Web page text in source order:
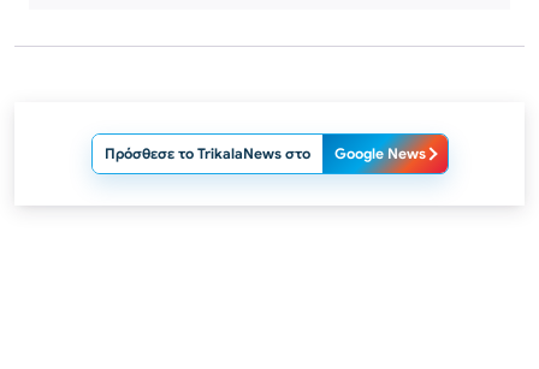
Πρόσθεσε το TrikalaNews στο Google News